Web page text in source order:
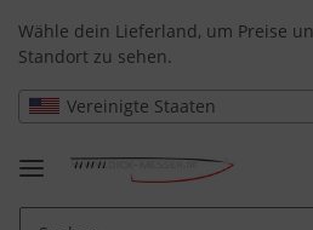
Wähle dein Lieferland, um Preise
Standort zu sehen.
Vereinigte Staaten